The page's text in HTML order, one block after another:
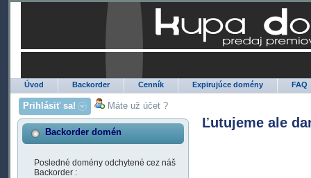
Úvod Backorder Cenník Expirujúce domény FAQ
Prihlásiť sa! Máte už účet ?
Backorder domén
Posledné domény odchytené cez náš
Backorder :
Ľutujeme ale